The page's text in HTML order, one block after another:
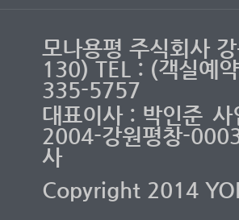
모나용평 주식회사
130) TEL : (객실예
335-5757
대표이사 : 박인준
2004-강원평창-
사
Copyright 2014